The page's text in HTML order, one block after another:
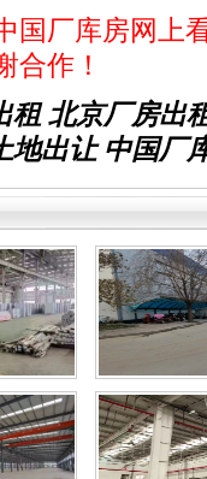
国厂库房网上
合作！
租 北京厂房出
地出让 中国厂